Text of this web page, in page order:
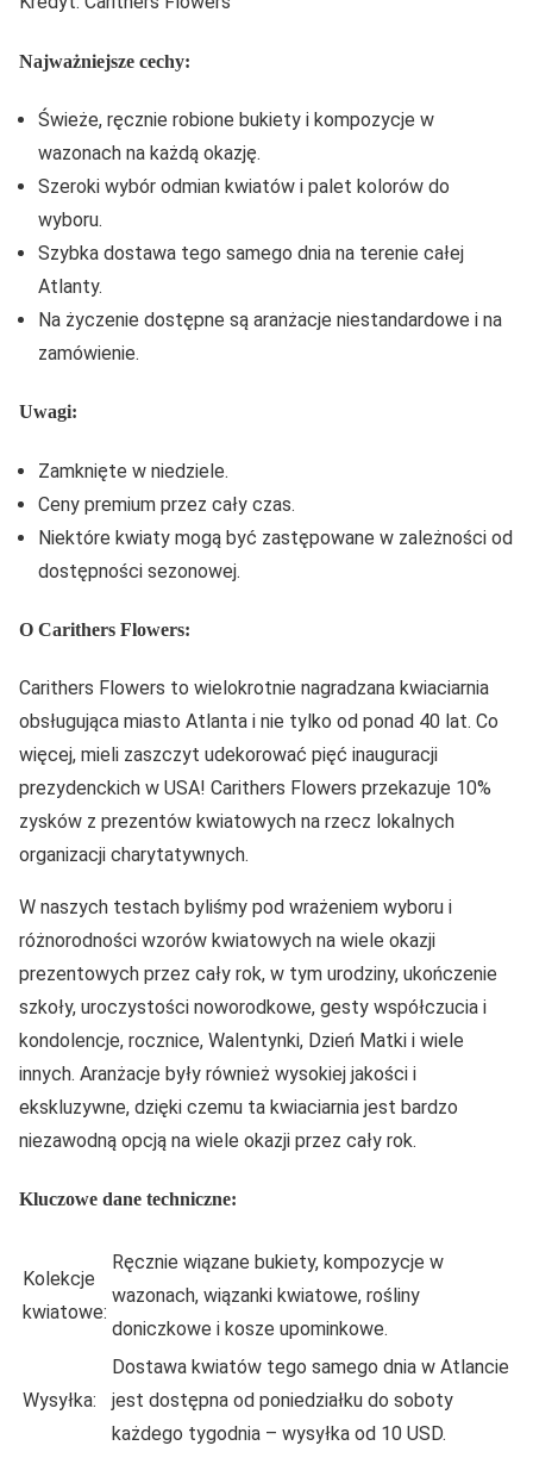
Najważniejsze cechy:
Świeże, ręcznie robione bukiety i kompozycje w
wazonach na każdą okazję.
Szeroki wybór odmian kwiatów i palet kolorów do
wyboru.
Szybka dostawa tego samego dnia na terenie całej
Atlanty.
Na życzenie dostępne są aranżacje niestandardowe i na
zamówienie.
Uwagi:
Zamknięte w niedziele.
Ceny premium przez cały czas.
Niektóre kwiaty mogą być zastępowane w zależności od
dostępności sezonowej.
O Carithers Flowers:
Carithers Flowers to wielokrotnie nagradzana kwiaciarnia
obsługująca miasto Atlanta i nie tylko od ponad 40 lat. Co
więcej, mieli zaszczyt udekorować pięć inauguracji
prezydenckich w USA! Carithers Flowers przekazuje 10%
zysków z prezentów kwiatowych na rzecz lokalnych
organizacji charytatywnych.
W naszych testach byliśmy pod wrażeniem wyboru i
różnorodności wzorów kwiatowych na wiele okazji
prezentowych przez cały rok, w tym urodziny, ukończenie
szkoły, uroczystości noworodkowe, gesty współczucia i
kondolencje, rocznice, Walentynki, Dzień Matki i wiele
innych. Aranżacje były również wysokiej jakości i
ekskluzywne, dzięki czemu ta kwiaciarnia jest bardzo
niezawodną opcją na wiele okazji przez cały rok.
Kluczowe dane techniczne:
Kolekcje
kwiatowe:
Ręcznie wiązane bukiety, kompozycje w
wazonach, wiązanki kwiatowe, rośliny
doniczkowe i kosze upominkowe.
Wysyłka:
Dostawa kwiatów tego samego dnia w Atlancie
jest dostępna od poniedziałku do soboty
każdego tygodnia – wysyłka od 10 USD.